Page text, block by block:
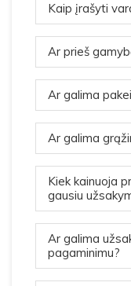
Kaip įrašyti
Ar prieš
Ar galima
Ar galima
Kiek kainuoja
gausiu
Ar galima
pagaminimu?